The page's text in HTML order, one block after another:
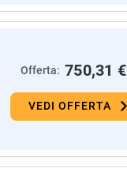
Offerta: 750,31 €
VEDI OFFERTA